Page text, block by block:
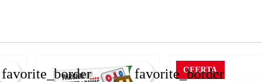
favorite_border favorite_border
OFERTA
DE DESEOS